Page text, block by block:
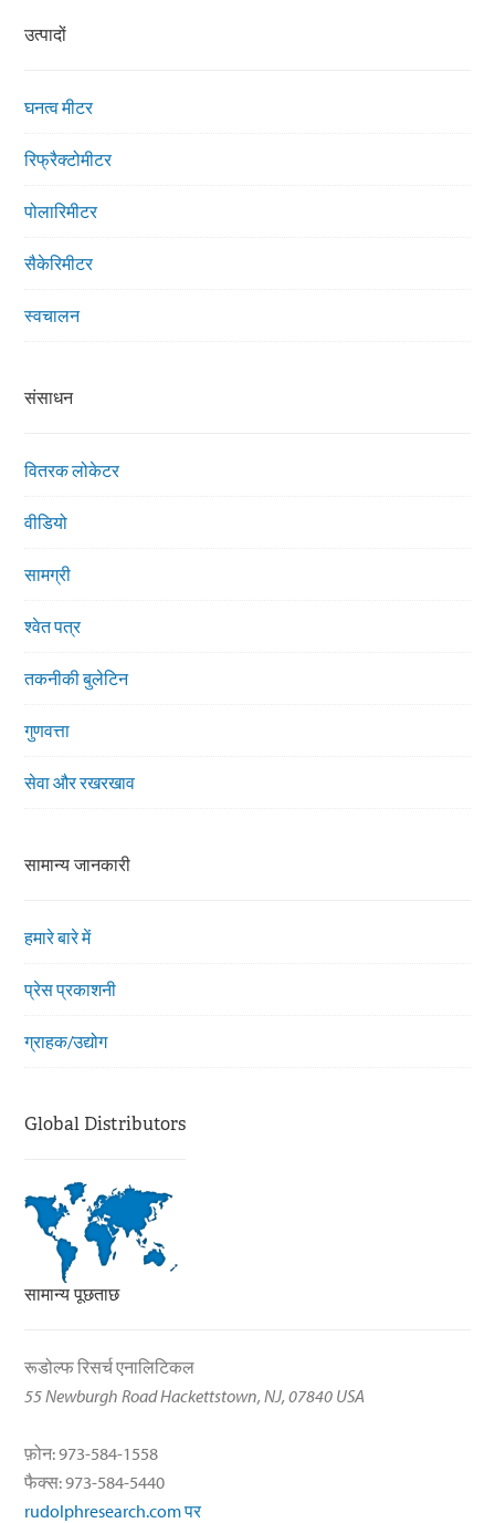
उत्पादों
घनत्व मीटर
रिफ्रैक्टोमीटर
पोलारिमीटर
सैकेरिमीटर
स्वचालन
संसाधन
वितरक लोकेटर
वीडियो
सामग्री
श्वेत पत्र
तकनीकी बुलेटिन
गुणवत्ता
सेवा और रखरखाव
सामान्य जानकारी
हमारे बारे में
प्रेस प्रकाशनी
ग्राहक/उद्योग
Global Distributors
सामान्य पूछताछ
रूडोल्फ रिसर्च एनालिटिकल
55 Newburgh Road Hackettstown, NJ, 07840 USA
फ़ोन: 973-584-1558
फैक्स: 973-584-5440
rudolphresearch.com पर